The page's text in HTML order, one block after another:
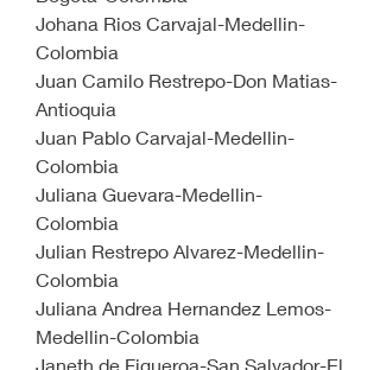
Johana Rios Carvajal-Medellin-
Colombia
Juan Camilo Restrepo-Don Matias-
Antioquia
Juan Pablo Carvajal-Medellin-
Colombia
Juliana Guevara-Medellin-
Colombia
Julian Restrepo Alvarez-Medellin-
Colombia
Juliana Andrea Hernandez Lemos-
Medellin-Colombia
Janeth de Figueroa-San Salvador-El